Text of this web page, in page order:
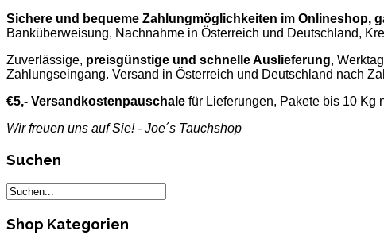
Sichere und bequeme Zahlungmöglichkeiten im Onlineshop,
Banküberweisung, Nachnahme in Österreich und Deutschland,
Zuverlässige, preisgünstige und schnelle Auslieferung,
Zahlungseingang. Versand in Österreich und Deutschland nach
€5,- Versandkostenpauschale für Lieferungen, Pakete bis 10 Kg
Wir freuen uns auf Sie! - Joe´s Tauchshop
Suchen
Shop Kategorien